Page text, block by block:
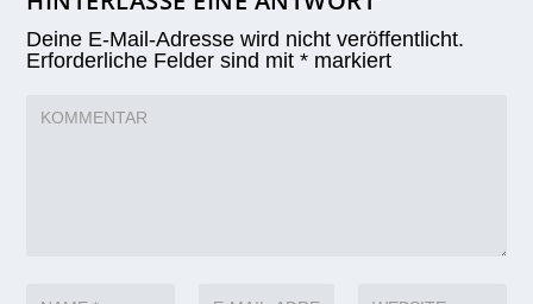
Deine E-Mail-Adresse wird nicht veröffentlicht.
Erforderliche Felder sind mit* markiert